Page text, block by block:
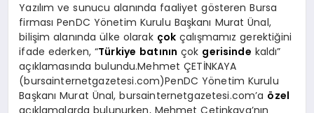
SPOR
MAGAZIN
Yazılım ve sunucu alanında faaliyet gösteren Bursa
firması PenDC Yönetim Kurulu Başkanı Murat Ünal,
bilişim alanında ülke olarak çok çalışmamız gerektiğini
ifade ederken, “Türkiye batının çok gerisinde kaldı”
açıklamasında bulundu.Mehmet ÇETİNKAYA
(bursainternetgazetesi.com)PenDC Yönetim Kurulu
Başkanı Murat Ünal, bursainternetgazetesi.com’a özel